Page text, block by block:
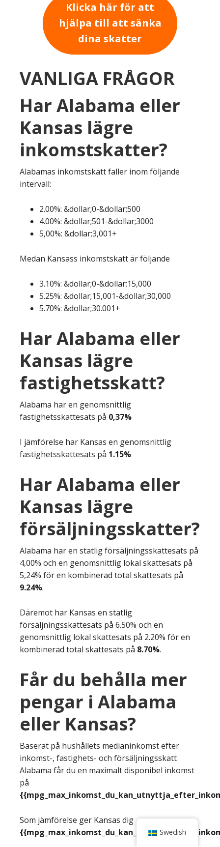
Klicka här för att
hjälpa till att sänka
dina skatter
VANLIGA FRÅGOR
Har Alabama eller
Kansas lägre
inkomstskatter?
Alabamas inkomstskatt faller inom följande
intervall:
2.00%: &dollar;0-&dollar;500
4.00%: &dollar;501-&dollar;3000
5,00%: &dollar;3,001+
Medan Kansass inkomstskatt är följande
3.10%: &dollar;0-&dollar;15,000
5.25%: &dollar;15,001-&dollar;30,000
5.70%: &dollar;30.001+
Har Alabama eller
Kansas lägre
fastighetsskatt?
Alabama har en genomsnittlig
fastighetsskattesats på 0,37%
I jämförelse har Kansas en genomsnittlig
fastighetsskattesats på 1.15%
Har Alabama eller
Kansas lägre
försäljningsskatter?
Alabama har en statlig försäljningsskattesats på
4,00% och en genomsnittlig lokal skattesats på
5,24% för en kombinerad total skattesats på
9.24%.
Däremot har Kansas en statlig
försäljningsskattesats på 6.50% och en
genomsnittlig lokal skattesats på 2.20% för en
kombinerad total skattesats på 8.70%.
Får du behålla mer
pengar i Alabama
eller Kansas?
Baserat på hushållets medianinkomst efter
inkomst-, fastighets- och försäljningsskatt
Alabama får du en maximalt disponibel inkomst
på
Som jämförelse ger Kansas dig
Swedish